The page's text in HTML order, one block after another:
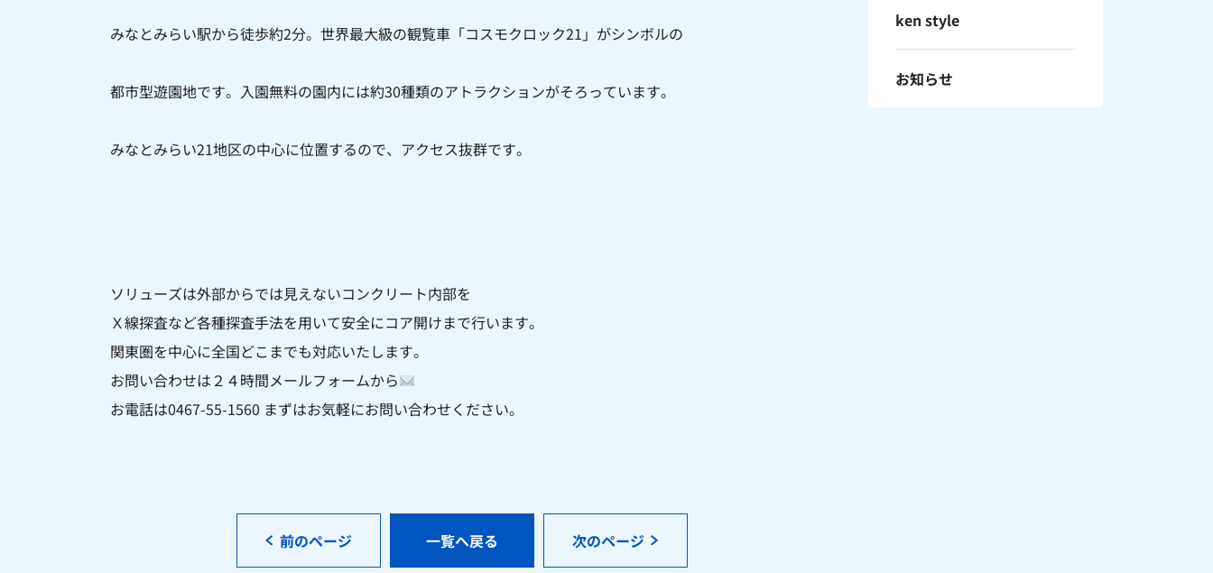
ken style
お知らせ
みなとみらい駅から徒歩約2分。世界最大級の観覧車「コスモクロック21」がシンボルの
都市型遊園地です。入園無料の園内には約30種類のアトラクションがそろっています。
みなとみらい21地区の中心に位置するので、アクセス抜群です。
ソリューズは外部からでは見えないコンクリート内部を
Ｘ線探査など各種探査手法を用いて安全にコア開けまで行います。
関東圏を中心に全国どこまでも対応いたします。
お問い合わせは２４時間メールフォームから
お電話は0467-55-1560 まずはお気軽にお問い合わせください。
前のページ 一覧へ戻る 次のページ